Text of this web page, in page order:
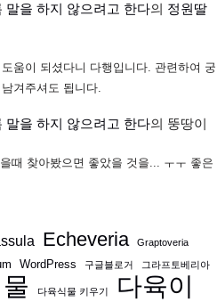
말을 하지 않으려고 한다의 정원딸
움이 되셨다니 다행입니다. 관련하여 궁
겨주셔도 됩니다.
말을 하지 않으려고 한다의 뚱땅이
때 찾아봤으면 좋았을 것을... ㅜㅜ 좋은
Echeveria Graptoveria
WordPress 구글블로거 그라프토베리아
다육식물 키우기 다육이